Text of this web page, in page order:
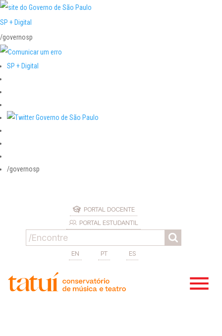
SP + Digital
/governosp
SP + Digital
/governosp
PORTAL DOCENTE
PORTAL ESTUDANTIL
EN PT ES